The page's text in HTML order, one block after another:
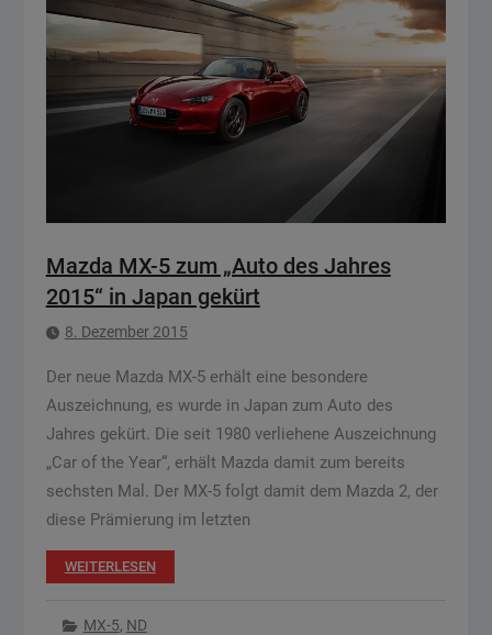
Mazda MX-5 zum „Auto des Jahres
2015“ in Japan gekürt
8. Dezember 2015
Der neue Mazda MX-5 erhält eine besondere
Auszeichnung, es wurde in Japan zum Auto des
Jahres gekürt. Die seit 1980 verliehene Auszeichnung
„Car of the Year“, erhält Mazda damit zum bereits
sechsten Mal. Der MX-5 folgt damit dem Mazda 2, der
diese Prämierung im letzten
WEITERLESEN
MX-5, ND